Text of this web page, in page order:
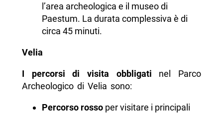
l’area archeologica e il museo di
Paestum. La durata complessiva è di
circa 45 minuti​.
Velia
I percorsi di visita obbligati nel Parco
Archeologico di Velia sono:
Percorso rossoper visitare i principali